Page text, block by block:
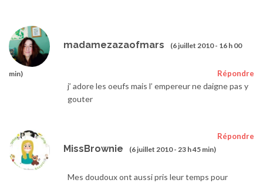
madamezazaofmars (6 juillet 2010 - 16 h 00
min) Répondre
j’ adore les oeufs mais l’ empereur ne daigne pas y
gouter
MissBrownie (6 juillet 2010 - 23 h 45 min)
Répondre
Mes doudoux ont aussi pris leur temps pour